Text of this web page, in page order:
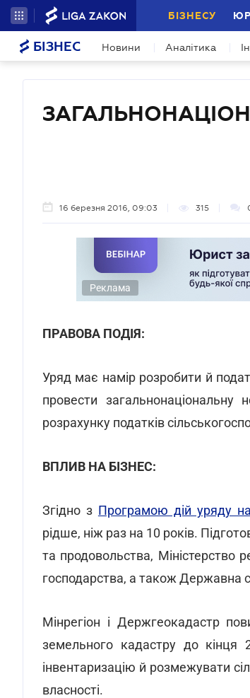
БІЗНЕСУ
БІЗНЕС Новини Аналітика
16 березня 2016, 09:03 315
Реклама
ПРАВОВА ПОДІЯ:
Уряд має намір розробити й
провести
розрахунку податків
ВПЛИВ НА БІЗНЕС:
Згідно з Програмою дій уряду
рідше, ніж раз на 10 років.
та продовольства, Міністерство
господарства, а також Державна
Мінрегіон і Держгеокадастр
земельного кадастру до
інвентаризацію й розмежувати
власності.